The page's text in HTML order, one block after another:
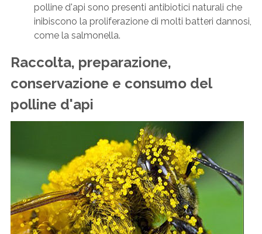
polline d'api sono presenti antibiotici naturali che
inibiscono la proliferazione di molti batteri dannosi,
come la salmonella.
Raccolta, preparazione,
conservazione e consumo del
polline d'api